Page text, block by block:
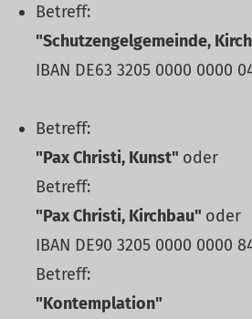
Betreff:
"Schutzengelgemeinde,
IBAN DE63 3205 0000 0000
Betreff:
"Pax Christi, Kunst" oder
Betreff:
"Pax Christi, Kirchbau" oder
IBAN DE90 3205 0000 0000
Betreff:
"Kontemplation"